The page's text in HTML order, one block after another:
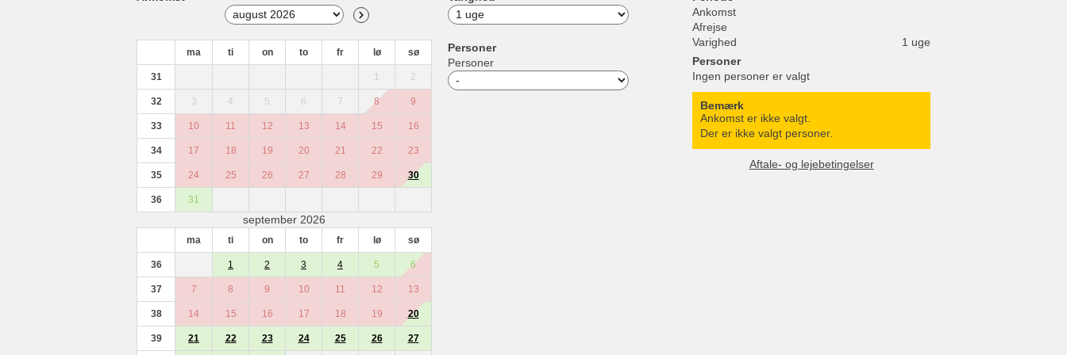
ma ti on to fr lø sø
31 1 2
32 3 4 5 6 7 8 9
33 10 11 12 13 14 15 16
34 17 18 19 20 21 22 23
35 24 25 26 27 28 29 30
36 31
september 2026
ma ti on to fr lø sø
36 1 2 3 4 5 6
37 7 8 9 10 11 12 13
38 14 15 16 17 18 19 20
39 21 22 23 24 25 26 27
Personer
Personer
Ankomst
Afrejse
Varighed
1 uge
Personer
Ingen personer er valgt
Bemærk
Ankomst er ikke valgt.
Der er ikke valgt personer.
Aftale- og lejebetingelser